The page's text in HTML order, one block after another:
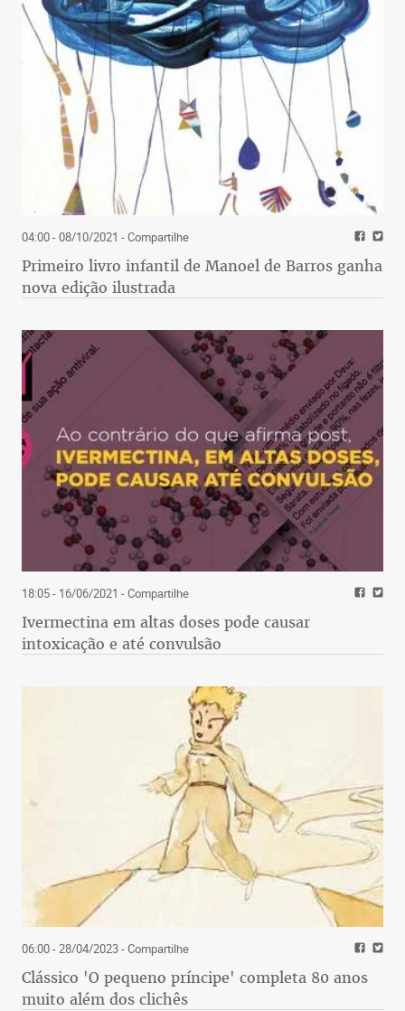
04:00 - 08/10/2021 - Compartilhe
Primeiro livro infantil de Manoel de Barros ganha
nova edição ilustrada
18:05 - 16/06/2021 - Compartilhe
Ivermectina em altas doses pode causar
intoxicação e até convulsão
06:00 - 28/04/2023- Compartilhe
Clássico 'O pequeno príncipe' completa 80 anos
muito além dos clichês